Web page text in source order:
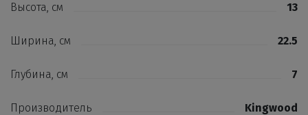
Высота, см 13
Ширина, см 22.5
Глубина, см 7
Производитель Kingwood